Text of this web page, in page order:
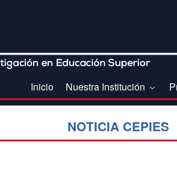
Inicio Nuestra Institución
NOTICIA CEPIES